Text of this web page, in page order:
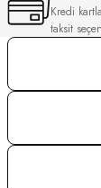
Kredi
taksit